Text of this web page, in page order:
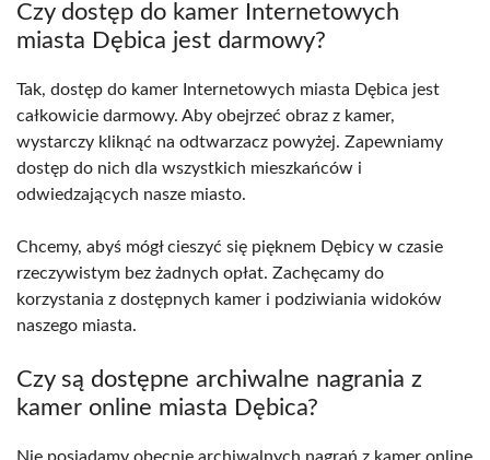
Czy dostęp do kamer Internetowych
miasta Dębica jest darmowy?
Tak, dostęp do kamer Internetowych miasta Dębica jest
całkowicie darmowy. Aby obejrzeć obraz z kamer,
wystarczy kliknąć na odtwarzacz powyżej. Zapewniamy
dostęp do nich dla wszystkich mieszkańców i
odwiedzających nasze miasto.
Chcemy, abyś mógł cieszyć się pięknem Dębicy w czasie
rzeczywistym bez żadnych opłat. Zachęcamy do
korzystania z dostępnych kamer i podziwiania widoków
naszego miasta.
Czy są dostępne archiwalne nagrania z
kamer online miasta Dębica?